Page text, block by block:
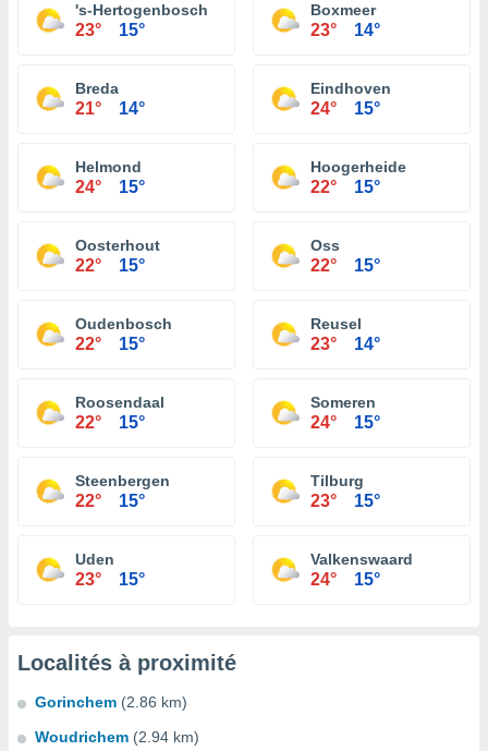
's-Hertogenbosch
23° 15°
Boxmeer
23° 14°
Breda
21° 14°
Eindhoven
24° 15°
Helmond
24° 15°
Hoogerheide
22° 15°
Oosterhout
22° 15°
Oss
22° 15°
Oudenbosch
22° 15°
Reusel
23° 14°
Roosendaal
22° 15°
Someren
24° 15°
Steenbergen
22° 15°
Tilburg
23° 15°
Uden
23° 15°
Valkenswaard
24° 15°
Localités à proximité
Gorinchem (2.86 km)
Woudrichem (2.94 km)